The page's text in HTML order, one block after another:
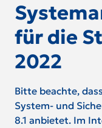
für die
2022
Bitte beachte,
System- und
8.1 anbietet. Im